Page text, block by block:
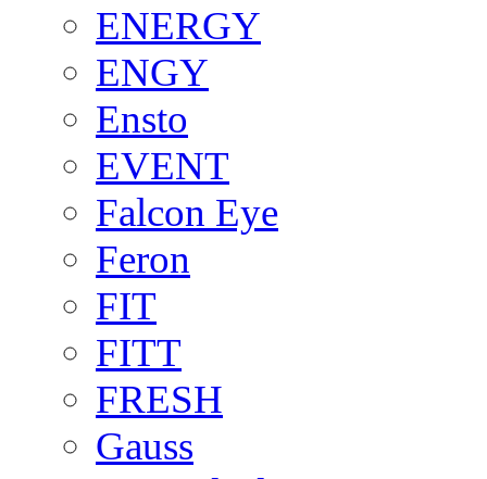
ENERGY
ENGY
Ensto
EVENT
Falcon Eye
Feron
FIT
FITT
FRESH
Gauss